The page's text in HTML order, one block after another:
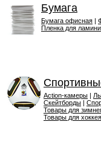
Бумага
Бумага офисная |
Пленка для
Action-камеры |
Скейтборды |
Товары для
Товары для хоккея